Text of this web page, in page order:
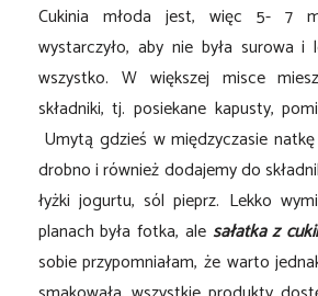
Cukinia młoda jest, więc 5- 7
wystarczyło, aby nie była surowa
wszystko. W większej misce
składniki, tj. posiekane kapusty,
Umytą gdzieś w międzyczasie
drobno i również dodajemy do
łyżki jogurtu, sól pieprz. Lekko
planach była fotka, ale sałatka z
sobie przypomniałam, że warto